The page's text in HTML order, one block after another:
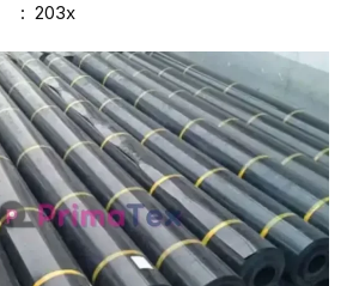
: 203x